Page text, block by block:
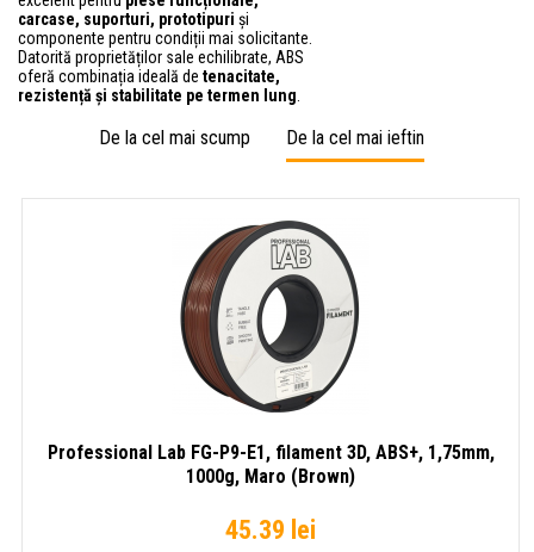
carcase, suporturi, prototipuri și
componente pentru condiții mai solicitante.
Datorită proprietăților sale echilibrate, ABS
oferă combinația ideală de tenacitate,
rezistență și stabilitate pe termen lung
De la cel mai scump De la cel mai ieftin
Professional Lab FG-P9-E1, filament 3D, ABS+, 1,75mm,
1000g, Maro (Brown)
45.39 lei